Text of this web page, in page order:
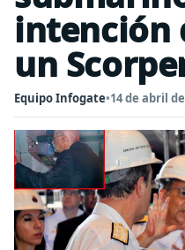
intención
un
Equipo Infogate•14 de abril